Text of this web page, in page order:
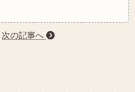
次の記事へ